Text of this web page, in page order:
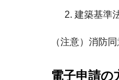
建築基準
（注意）消防
電子申請の